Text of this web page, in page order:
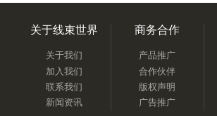
关于线束世界
关于我们
加入我们
联系我们
新闻资讯
商务合作
产品推广
合作伙伴
版权声明
广告推广